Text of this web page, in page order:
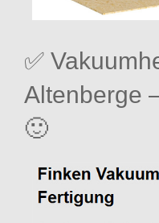
✅
Altenberge
🙂